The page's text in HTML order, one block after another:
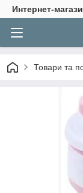
Интернет-
Товари та